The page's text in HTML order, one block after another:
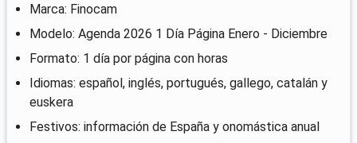
Marca: Finocam
Modelo: Agenda 2026 1 Día Página Enero - Diciembre
Formato: 1 día por página con horas
Idiomas: español, inglés, portugués, gallego, catalán y
euskera
Festivos: información de España y onomástica anual